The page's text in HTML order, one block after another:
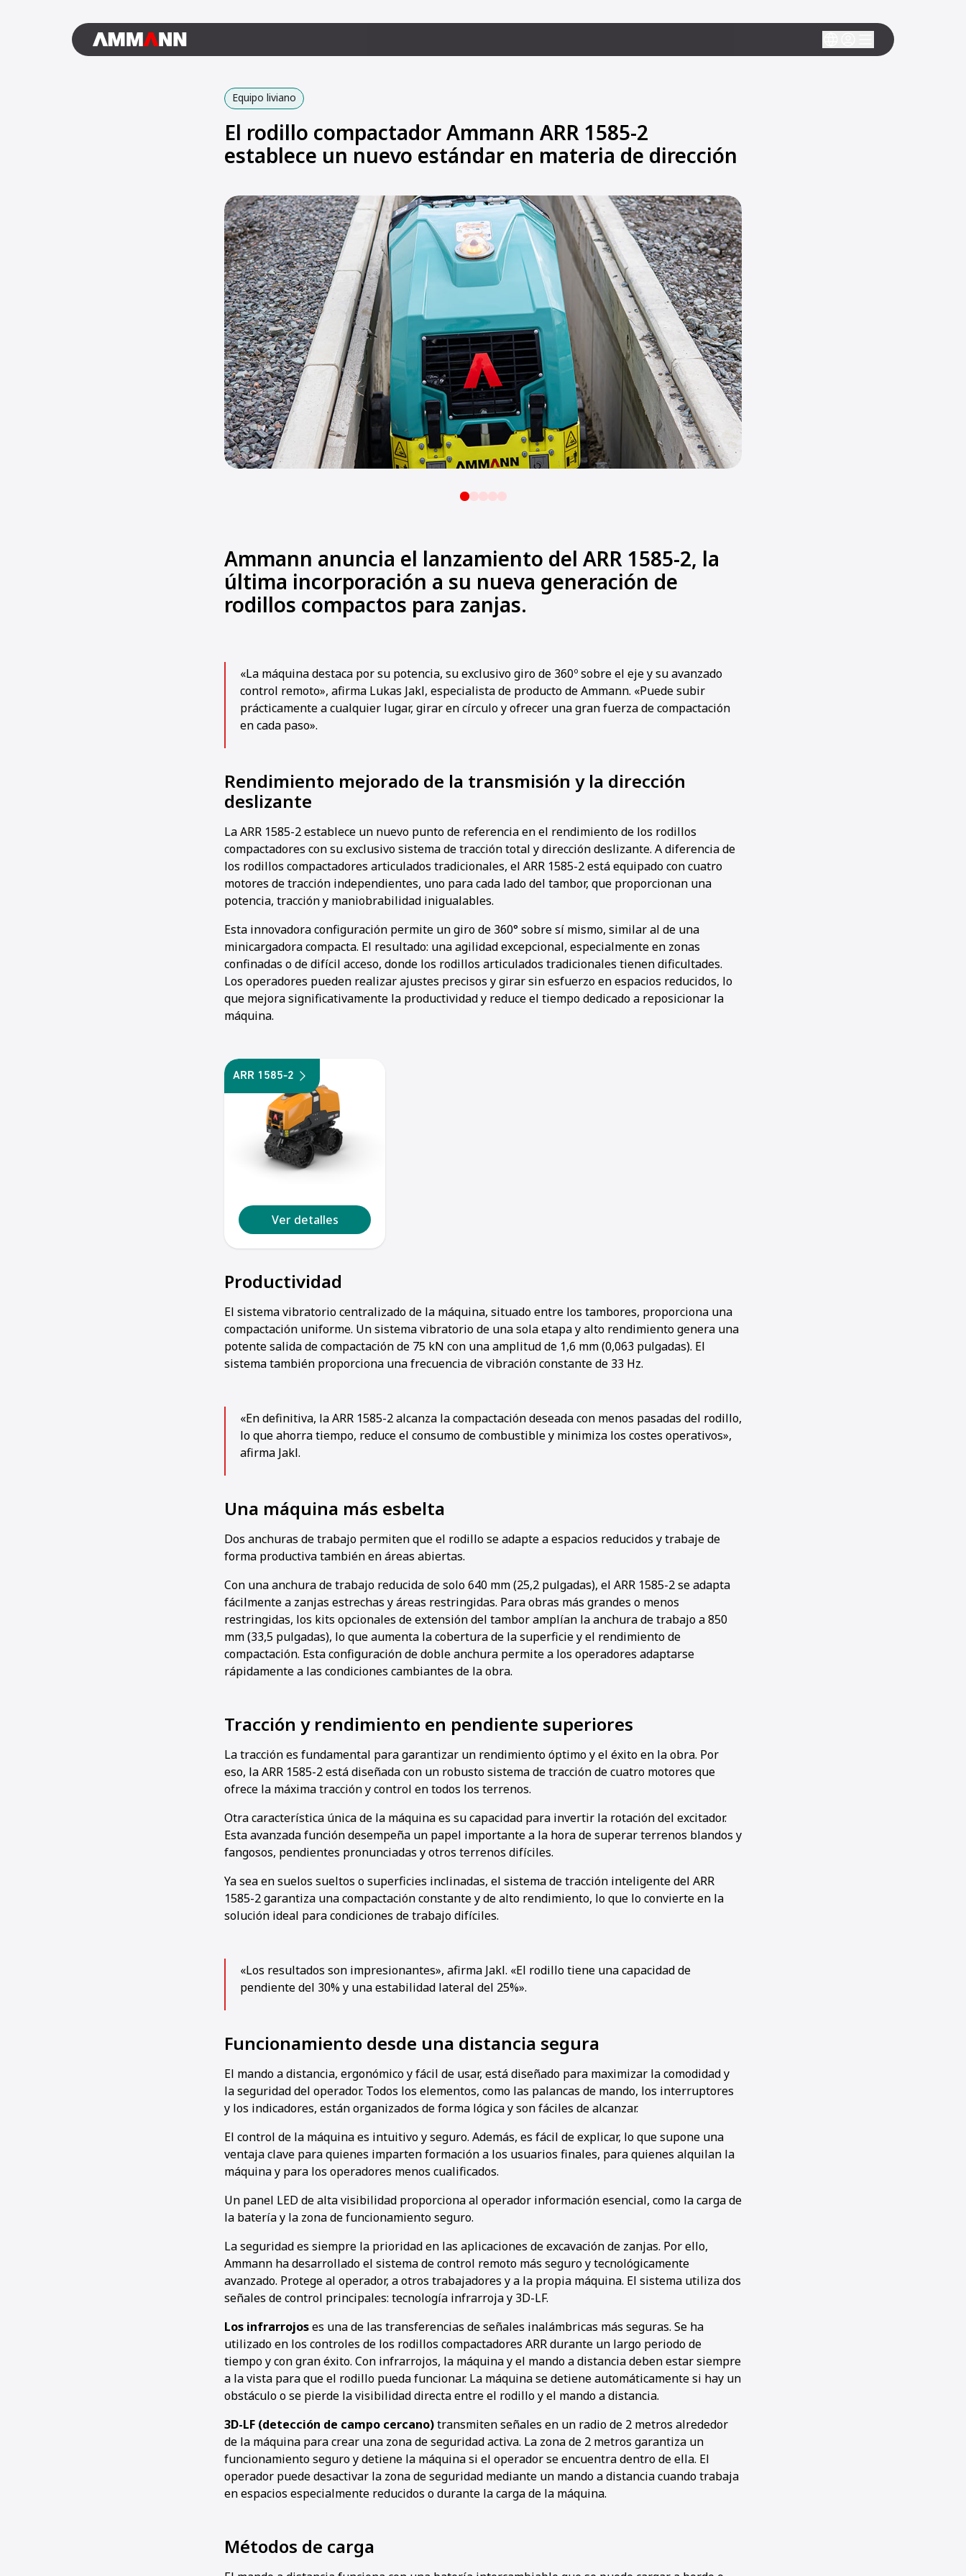
Equipo liviano
El rodillo compactador Ammann ARR 1585-2
establece un nuevo estándar en materia de dirección
Ammann anuncia el lanzamiento del ARR 1585-2, la
última incorporación a su nueva generación de
rodillos compactos para zanjas.
«La máquina destaca por su potencia, su exclusivo giro de 360º sobre el eje y su avanzado
control remoto», afirma Lukas Jakl, especialista de producto de Ammann. «Puede subir
prácticamente a cualquier lugar, girar en círculo y ofrecer una gran fuerza de compactación
en cada paso».
Rendimiento mejorado de la transmisión y la dirección
deslizante
La ARR 1585-2 establece un nuevo punto de referencia en el rendimiento de los rodillos
compactadores con su exclusivo sistema de tracción total y dirección deslizante. A diferencia de
los rodillos compactadores articulados tradicionales, el ARR 1585-2 está equipado con cuatro
motores de tracción independientes, uno para cada lado del tambor, que proporcionan una
potencia, tracción y maniobrabilidad inigualables.
Esta innovadora configuración permite un giro de 360° sobre sí mismo, similar al de una
minicargadora compacta. El resultado: una agilidad excepcional, especialmente en zonas
confinadas o de difícil acceso, donde los rodillos articulados tradicionales tienen dificultades.
Los operadores pueden realizar ajustes precisos y girar sin esfuerzo en espacios reducidos, lo
que mejora significativamente la productividad y reduce el tiempo dedicado a reposicionar la
máquina.
ARR 1585-2
Ver detalles
Productividad
El sistema vibratorio centralizado de la máquina, situado entre los tambores, proporciona una
compactación uniforme. Un sistema vibratorio de una sola etapa y alto rendimiento genera una
potente salida de compactación de 75 kN con una amplitud de 1,6 mm (0,063 pulgadas). El
sistema también proporciona una frecuencia de vibración constante de 33 Hz.
«En definitiva, la ARR 1585-2 alcanza la compactación deseada con menos pasadas del rodillo,
lo que ahorra tiempo, reduce el consumo de combustible y minimiza los costes operativos»,
afirma Jakl.
Una máquina más esbelta
Dos anchuras de trabajo permiten que el rodillo se adapte a espacios reducidos y trabaje de
forma productiva también en áreas abiertas.
Con una anchura de trabajo reducida de solo 640 mm (25,2 pulgadas), el ARR 1585-2 se adapta
fácilmente a zanjas estrechas y áreas restringidas. Para obras más grandes o menos
restringidas, los kits opcionales de extensión del tambor amplían la anchura de trabajo a 850
mm (33,5 pulgadas), lo que aumenta la cobertura de la superficie y el rendimiento de
compactación. Esta configuración de doble anchura permite a los operadores adaptarse
rápidamente a las condiciones cambiantes de la obra.
Tracción y rendimiento en pendiente superiores
La tracción es fundamental para garantizar un rendimiento óptimo y el éxito en la obra. Por
eso, la ARR 1585-2 está diseñada con un robusto sistema de tracción de cuatro motores que
ofrece la máxima tracción y control en todos los terrenos.
Otra característica única de la máquina es su capacidad para invertir la rotación del excitador.
Esta avanzada función desempeña un papel importante a la hora de superar terrenos blandos y
fangosos, pendientes pronunciadas y otros terrenos difíciles.
Ya sea en suelos sueltos o superficies inclinadas, el sistema de tracción inteligente del ARR
1585-2 garantiza una compactación constante y de alto rendimiento, lo que lo convierte en la
solución ideal para condiciones de trabajo difíciles.
«Los resultados son impresionantes», afirma Jakl. «El rodillo tiene una capacidad de
pendiente del 30% y una estabilidad lateral del 25%».
Funcionamiento desde una distancia segura
El mando a distancia, ergonómico y fácil de usar, está diseñado para maximizar la comodidad y
la seguridad del operador. Todos los elementos, como las palancas de mando, los interruptores
y los indicadores, están organizados de forma lógica y son fáciles de alcanzar.
El control de la máquina es intuitivo y seguro. Además, es fácil de explicar, lo que supone una
ventaja clave para quienes imparten formación a los usuarios finales, para quienes alquilan la
máquina y para los operadores menos cualificados.
Un panel LED de alta visibilidad proporciona al operador información esencial, como la carga de
la batería y la zona de funcionamiento seguro.
La seguridad es siempre la prioridad en las aplicaciones de excavación de zanjas. Por ello,
Ammann ha desarrollado el sistema de control remoto más seguro y tecnológicamente
avanzado. Protege al operador, a otros trabajadores y a la propia máquina. El sistema utiliza dos
señales de control principales: tecnología infrarroja y 3D-LF.
Los infrarrojoses una de las transferencias de señales inalámbricas más seguras. Se ha
utilizado en los controles de los rodillos compactadores ARR durante un largo periodo de
tiempo y con gran éxito. Con infrarrojos, la máquina y el mando a distancia deben estar siempre
a la vista para que el rodillo pueda funcionar. La máquina se detiene automáticamente si hay un
obstáculo o se pierde la visibilidad directa entre el rodillo y el mando a distancia.
3D-LF (detección de campo cercano)transmiten señales en un radio de 2 metros alrededor
de la máquina para crear una zona de seguridad activa. La zona de 2 metros garantiza un
funcionamiento seguro y detiene la máquina si el operador se encuentra dentro de ella. El
operador puede desactivar la zona de seguridad mediante un mando a distancia cuando trabaja
en espacios especialmente reducidos o durante la carga de la máquina.
Métodos de carga